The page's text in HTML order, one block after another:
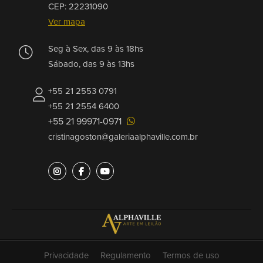
CEP: 22231090
Ver mapa
Seg à Sex, das 9 às 18hs
Sábado, das 9 às 13hs
+55 21 2553 0791
+55 21 2554 6400
+55 21 99971-0971
cristinagoston@galeriaalphaville.com.br
Privacidade Regulamento Termos de uso